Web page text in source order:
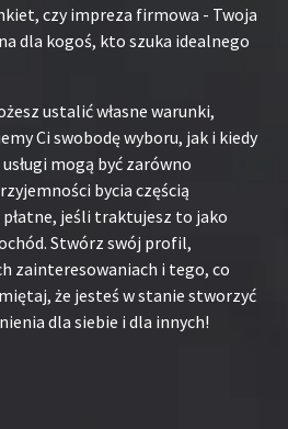
czy impreza firmowa - Twoja
dla kogoś, kto szuka idealnego
ustalić własne warunki,
Ci swobodę wyboru, jak i kiedy
mogą być zarówno
bycia częścią
jeśli traktujesz to jako
Stwórz swój profil,
zainteresowaniach i tego, co
że jesteś w stanie stworzyć
dla siebie i dla innych!